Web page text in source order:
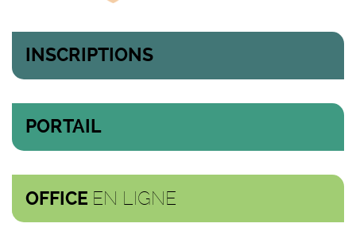
INSCRIPTIONS
PORTAIL
OFFICE EN LIGNE